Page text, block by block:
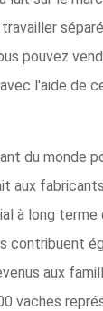
pouvez
l'aide de
du monde
aux
à long
contribuent
aux
vaches